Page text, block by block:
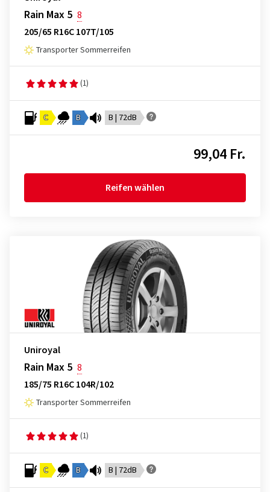
Rain Max 5 8
205/65 R16C 107T/105
Transporter Sommerreifen
(1)
C B B | 72dB
99,04 Fr.
Reifen wählen
Uniroyal
Rain Max 5 8
185/75 R16C 104R/102
Transporter Sommerreifen
(1)
C B B | 72dB